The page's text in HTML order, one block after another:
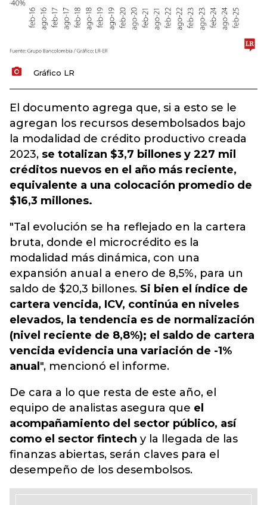
Gráfico LR
El documento agrega que, si a esto se le
agregan los recursos desembolsados bajo
la modalidad de crédito productivo creada
2023, se totalizan $3,7 billones y 227 mil
créditos nuevos en el año más reciente,
equivalente a una colocación promedio de
$16,3 millones.
"Tal evolución se ha reflejado en la cartera
bruta, donde el microcrédito es la
modalidad más dinámica, con una
expansión anual a enero de 8,5%, para un
saldo de $20,3 billones. Si bien el índice de
cartera vencida, ICV, continúa en niveles
elevados, la tendencia es de normalización
(nivel reciente de 8,8%); el saldo de cartera
vencida evidencia una variación de -1%
anual ", mencionó el informe.
De cara a lo que resta de este año, el
equipo de analistas asegura que el
acompañamiento del sector público, así
como el sector fintech y la llegada de las
finanzas abiertas, serán claves para el
desempeño de los desembolsos.